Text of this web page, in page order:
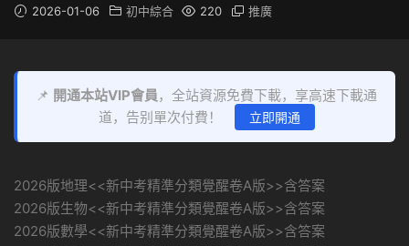
2026-01-06 初中綜合 220 推廣
📌 開通本站VIP會員，全站資源免費下載，享高速下載通
道，告别單次付費！
立即開通
2026版地理<<新中考精準分類覺醒卷A版>>含答案
2026版生物<<新中考精準分類覺醒卷A版>>含答案
2026版數學<<新中考精準分類覺醒卷A版>>含答案